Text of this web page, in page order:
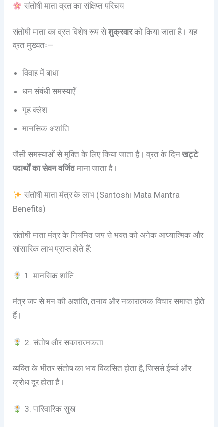
संतोषी माता व्रत का संक्षिप्त परिचय
संतोषी माता का व्रत विशेष रूप सेशुक्रवारको किया जाता है। यह
व्रत मुख्यतः—
विवाह में बाधा
धन संबंधी समस्याएँ
गृह क्लेश
मानसिक अशांति
जैसी समस्याओं से मुक्ति के लिए किया जाता है। व्रत के दिनखट्टे
पदार्थों का सेवन वर्जितमाना जाता है।
संतोषी माता मंत्र के लाभ (Santoshi Mata Mantra
Benefits)
संतोषी माता मंत्र के नियमित जप से भक्त को अनेक आध्यात्मिक और
सांसारिक लाभ प्राप्त होते हैं:
1. मानसिक शांति
मंत्र जप से मन की अशांति, तनाव और नकारात्मक विचार समाप्त होते
हैं।
2. संतोष और सकारात्मकता
व्यक्ति के भीतर संतोष का भाव विकसित होता है, जिससे ईर्ष्या और
क्रोध दूर होता है।
3. पारिवारिक सुख